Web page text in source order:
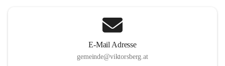
E-Mail Adresse
gemeinde@viktorsberg.at